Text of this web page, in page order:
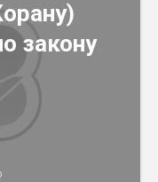
закону